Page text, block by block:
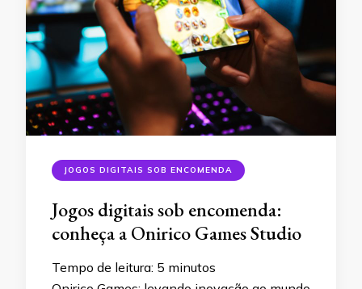
JOGOS DIGITAIS SOB ENCOMENDA
Jogos digitais sob encomenda:
conheça a Onirico Games Studio
Tempo de leitura: 5 minutos